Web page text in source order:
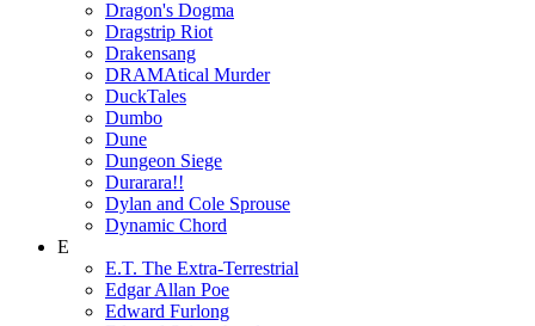
Dragon's Dogma
Dragstrip Riot
Drakensang
DRAMAtical Murder
DuckTales
Dumbo
Dune
Dungeon Siege
Durarara!!
Dylan and Cole Sprouse
Dynamic Chord
E
E.T. The Extra-Terrestrial
Edgar Allan Poe
Edward Furlong